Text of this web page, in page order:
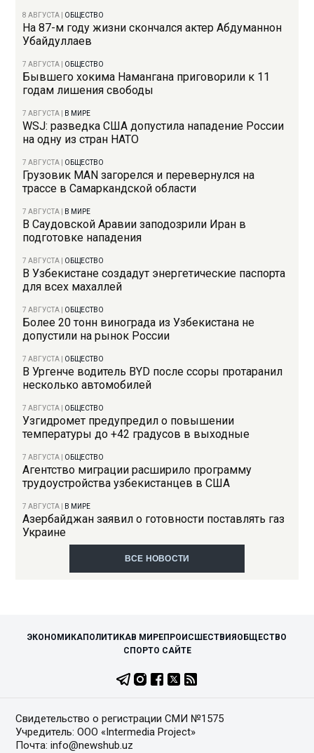
8 АВГУСТА ОБЩЕСТВО
На 87-м году жизни скончался актер Абдуманнон
Убайдуллаев
7 АВГУСТА ОБЩЕСТВО
Бывшего хокима Намангана приговорили к 11
годам лишения свободы
7 АВГУСТА В МИРЕ
WSJ: разведка США допустила нападение России
на одну из стран НАТО
7 АВГУСТА ОБЩЕСТВО
Грузовик MAN загорелся и перевернулся на
трассе в Самаркандской области
7 АВГУСТА В МИРЕ
В Саудовской Аравии заподозрили Иран в
подготовке нападения
7 АВГУСТА ОБЩЕСТВО
В Узбекистане создадут энергетические паспорта
для всех махаллей
7 АВГУСТА ОБЩЕСТВО
Более 20 тонн винограда из Узбекистана не
допустили на рынок России
7 АВГУСТА ОБЩЕСТВО
В Ургенче водитель BYD после ссоры протаранил
несколько автомобилей
7 АВГУСТА ОБЩЕСТВО
Узгидромет предупредил о повышении
температуры до +42 градусов в выходные
7 АВГУСТА ОБЩЕСТВО
Агентство миграции расширило программу
трудоустройства узбекистанцев в США
7 АВГУСТА В МИРЕ
Азербайджан заявил о готовности поставлять газ
Украине
ВСЕ НОВОСТИ
ЭКОНОМИКАПОЛИТИКАВ МИРЕПРОИСШЕСТВИЯ ОБЩЕСТВО
СПОРТО САЙТЕ
Свидетельство о регистрации СМИ №1575
Учредитель: ООО «Intermedia Project»
Почта: info@newshub.uz